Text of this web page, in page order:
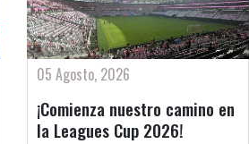
05 Agosto, 2026
¡Comienza nuestro camino en
la Leagues Cup 2026!